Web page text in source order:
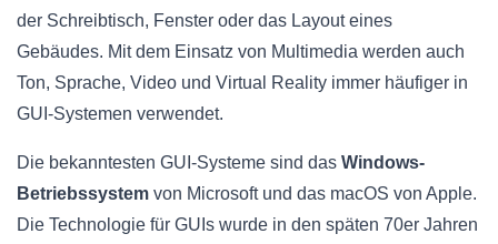
der Schreibtisch, Fenster oder das Layout eines
Gebäudes. Mit dem Einsatz von Multimedia werden auch
Ton, Sprache, Video und Virtual Reality immer häufiger in
GUI-Systemen verwendet.
Die bekanntesten GUI-Systeme sind das Windows-
Betriebssystem von Microsoft und das macOS von Apple.
Die Technologie für GUIs wurde in den späten 70er Jahren